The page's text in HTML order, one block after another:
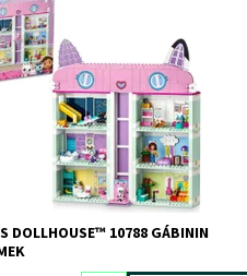
domek: 8 pokojů naplněných zábavou
2
DOLLHOUSE™ 10788 GÁBININ